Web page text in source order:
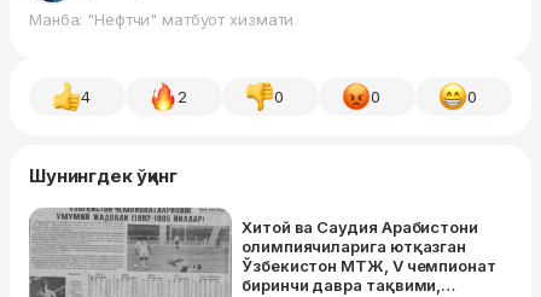
Манба: "Нефтчи" матбуот хизмати
4 2 0 0 0
Шунингдек ўқинг
Хитой ва Саудия Арабистони
олимпиячиларига ютқазган
Ўзбекистон МТЖ, V чемпионат
биринчи давра тақвими,